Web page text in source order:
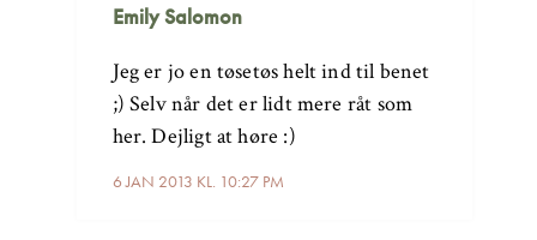
Emily Salomon
6 JAN 2013 KL. 10:27 PM
Jeg er jo en tøsetøs helt ind til benet
;) Selv når det er lidt mere råt som
her. Dejligt at høre :)